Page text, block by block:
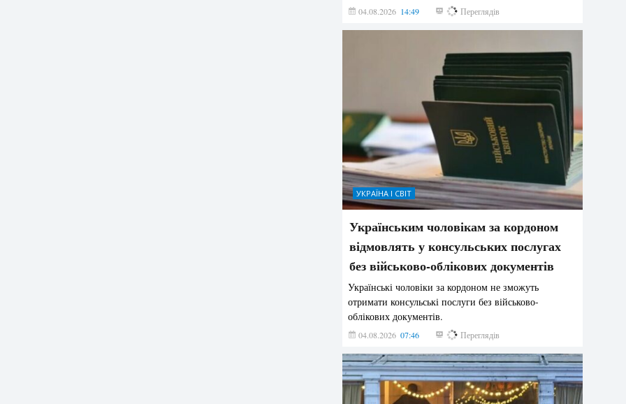
04.08.2026 14:49 157 Переглядів
УКРАЇНА І СВІТ
Українським чоловікам за кордоном
відмовлять у консульських послугах
без військово-облікових документів
Українські чоловіки за кордоном не зможуть
отримати консульські послуги без військово-
облікових документів.
04.08.2026 07:46 147 Переглядів